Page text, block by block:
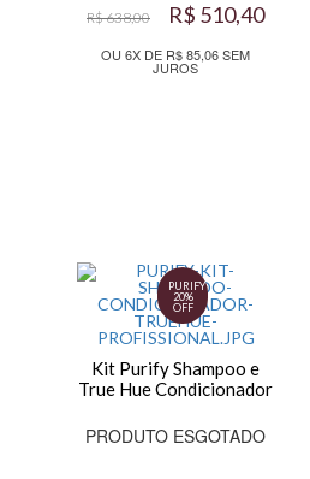
R$ 638,00 R$ 510,40
OU 6X DE R$ 85,06 SEM
JUROS
PURIFY
20%
OFF
Kit Purify Shampoo e
True Hue Condicionador
PRODUTO ESGOTADO